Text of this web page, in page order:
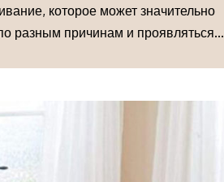
которое может значительно
разным причинам и проявляться...